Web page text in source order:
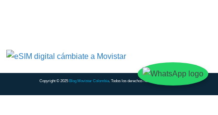
Copyright © 2025 Blog Movistar Colombia. Todos los derechos reservados.